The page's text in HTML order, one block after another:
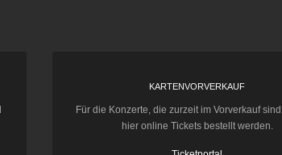
KARTENVORVERKAUF
Für die Konzerte, die zurzeit im Vorverkauf
hier online Tickets bestellt werden.